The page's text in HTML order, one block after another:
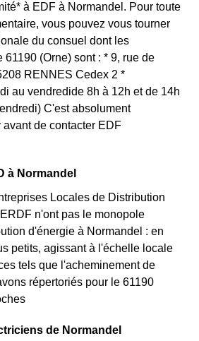
à EDF à Normandel. Pour toute
vous pouvez vous tourner
du consuel dont les
(Orne) sont : * 9, rue de
RENNES Cedex 2 *
au vendredide 8h à 12h et de 14h
C'est absolument
de contacter EDF
à Normandel
Locales de Distribution
n'ont pas le monopole
d'énergie à Normandel : en
petits, agissant à l'échelle locale
tels que l'acheminement de
répertoriés pour le 61190
de Normandel